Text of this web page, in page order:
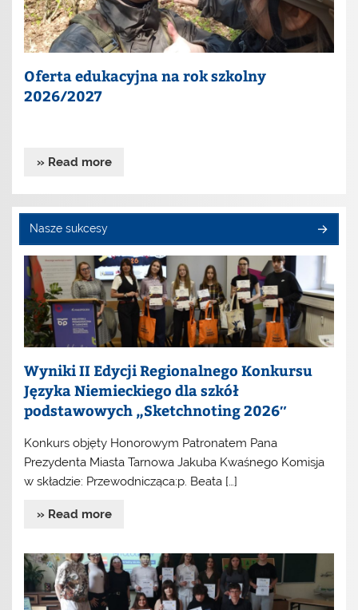
Oferta edukacyjna na rok szkolny
2026/2027
» Read more
Nasze sukcesy
Wyniki II Edycji Regionalnego Konkursu
Języka Niemieckiego dla szkół
podstawowych „Sketchnoting 2026″
Konkurs objęty Honorowym Patronatem Pana
Prezydenta Miasta Tarnowa Jakuba Kwaśnego Komisja
w składzie: Przewodnicząca:p. Beata […]
» Read more